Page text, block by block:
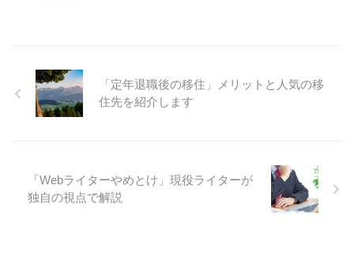
「定年退職後の移住」メリットと人気の移
住先を紹介します
「Webライターやめとけ」現役ライターが
独自の視点で解説